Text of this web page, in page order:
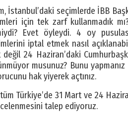
İstanbul’daki seçimlerde İBB
için tek zarf kullanmadık
Evet öyleydi. 4 oy
iptal etmek nasıl
24 Haziran’daki
musunuz? Bunu
hak yiyerek açtınız.
Türkiye’de 31 Mart ve 24
talep ediyoruz.